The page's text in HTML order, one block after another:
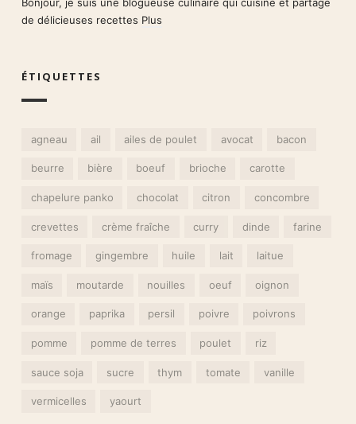
de délicieuses recettes Plus
ÉTIQUETTES
agneau ail ailes de poulet avocat bacon
beurre bière boeuf brioche carotte
chapelure panko chocolat citron concombre
crevettes crème fraîche curry dinde farine
fromage gingembre huile lait laitue
maïs moutarde nouilles oeuf oignon
orange paprika persil poivre poivrons
pomme pomme de terres poulet riz
sauce soja sucre thym tomate vanille
vermicelles yaourt